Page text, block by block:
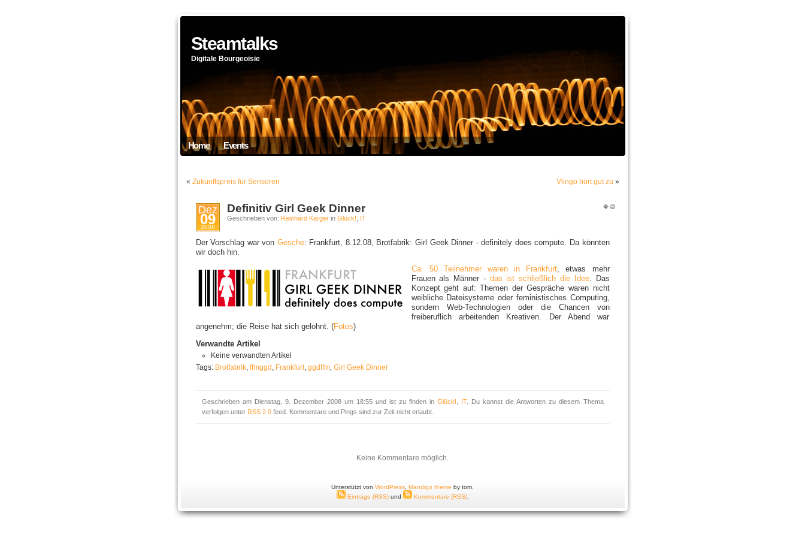
Steamtalks
Digitale Bourgeoisie
Home Events
« Zukunftspreis für Sensoren Vlingo hört gut zu »
Dez
09
2008
Definitiv Girl Geek Dinner
Geschrieben von: Reinhard Karger inGlück! IT
Der Vorschlag war von Gesche: Frankfurt, 8.12.08, Brotfabrik: Girl Geek Dinner - definitely does compute. Da könnten
wir doch hin.
Ca. 50 Teilnehmer waren in Frankfurt, etwas mehr
Frauen als Männer - das ist schließlich die Idee. Das
Konzept geht auf: Themen der Gespräche waren nicht
weibliche Dateisysteme oder feministisches Computing,
sondern Web-Technologien oder die Chancen von
freiberuflich arbeitenden Kreativen. Der Abend war
angenehm; die Reise hat sich gelohnt. (Fotos)
Verwandte Artikel
Keine verwandten Artikel
Tags: Brotfabrik, ffmggd Frankfurt, ggdffm, Girl Geek Dinner
Geschrieben am Dienstag, 9. Dezember 2008 um 18:55 und ist zu finden inGlück! IT. Du kannst die Antworten zu diesem Thema
verfolgen unter RSS 2.0feed. Kommentare und Pings sind zur Zeit nicht erlaubt.
Keine Kommentare möglich.
Unterstützt von WordPress Mandigo theme by tom.
Einträge (RSS)und Kommentare (RSS).